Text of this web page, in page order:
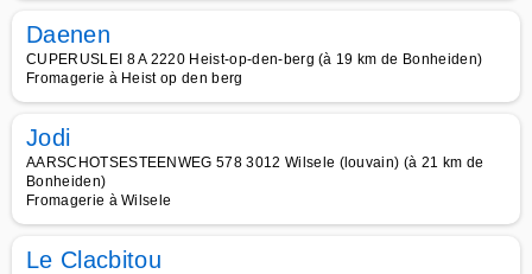
Daenen
CUPERUSLEI 8 A 2220 Heist-op-den-berg (à 19 km de Bonheiden)
Fromagerie à Heist op den berg
Jodi
AARSCHOTSESTEENWEG 578 3012 Wilsele (louvain) (à 21 km de
Bonheiden)
Fromagerie à Wilsele
Le Clacbitou